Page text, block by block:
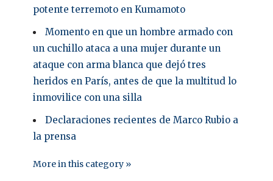
potente terremoto en Kumamoto
Momento en que un hombre armado con
un cuchillo ataca a una mujer durante un
ataque con arma blanca que dejó tres
heridos en París, antes de que la multitud lo
inmovilice con una silla
Declaraciones recientes de Marco Rubio a
la prensa
More in this category »